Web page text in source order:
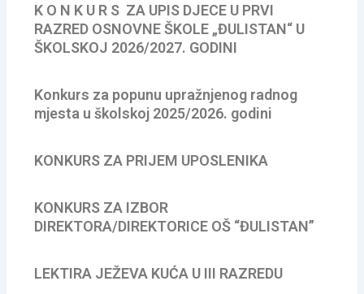
K O N K U R S ZA UPIS DJECE U PRVI
RAZRED OSNOVNE ŠKOLE „ĐULISTAN“ U
ŠKOLSKOJ 2026/2027. GODINI
Konkurs za popunu upražnjenog radnog
mjesta u školskoj 2025/2026. godini
KONKURS ZA PRIJEM UPOSLENIKA
KONKURS ZA IZBOR
DIREKTORA/DIREKTORICE OŠ “ĐULISTAN”
LEKTIRA JEŽEVA KUĆA U III RAZREDU